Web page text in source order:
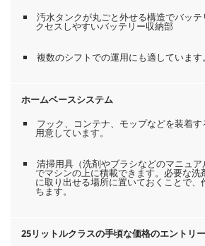
汚水タンクが丸ごと外せる構造でバッ
クセスしやすいバッテリー収納部
複数のシフトでの運用にも適しています。
ホームベースシステム
フック、コンテナ、モップなどを装着
用意しています。
清掃用具（洗剤やブラシなどのマニュ
でマシンの上に積載できます。必要な洗
に取り出せる場所に置いておくことで、
ちます。
25リットルクラスの手頃な価格のエントリ